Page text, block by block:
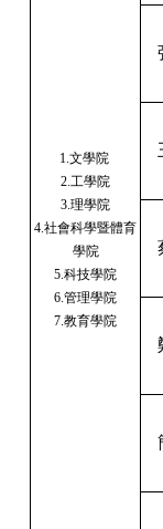
1.文學院
2.工學院
3.理學院
4.社會科學暨體育
學院
5.科技學院
6.管理學院
7.教育學院